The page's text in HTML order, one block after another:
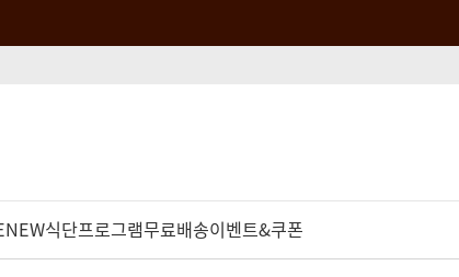
NEW식단프로그램무료배송이벤트&쿠폰